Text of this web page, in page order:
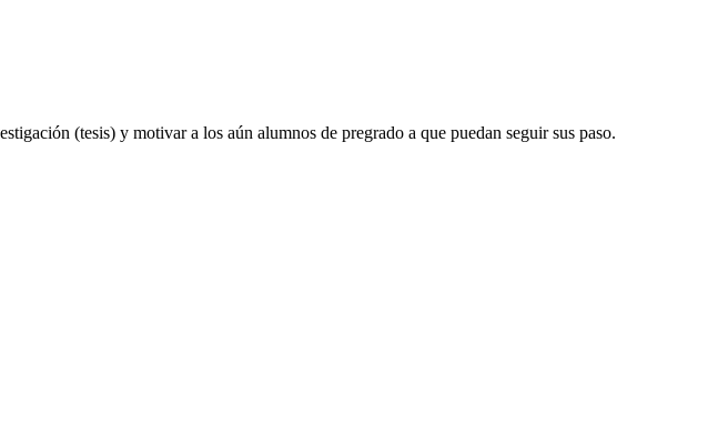
(tesis) y motivar a los aún alumnos de pregrado a que puedan seguir sus paso.